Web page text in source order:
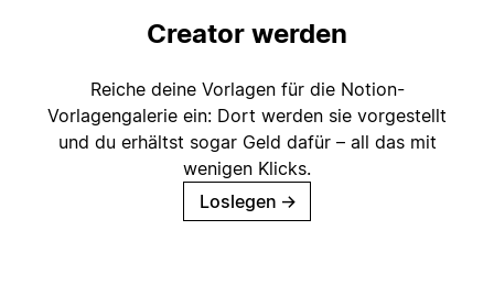
Creator werden
Reiche deine Vorlagen für die Notion-
Vorlagengalerie ein: Dort werden sie vorgestellt
und du erhältst sogar Geld dafür – all das mit
wenigen Klicks.
Loslegen →